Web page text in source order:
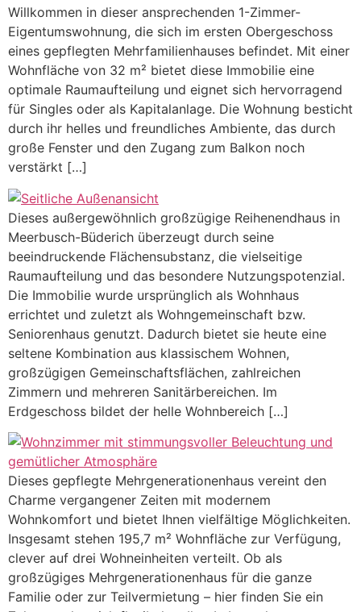
Willkommen in dieser ansprechenden 1-Zimmer-
Eigentumswohnung, die sich im ersten Obergeschoss
eines gepflegten Mehrfamilienhauses befindet. Mit einer
Wohnfläche von 32 m² bietet diese Immobilie eine
optimale Raumaufteilung und eignet sich hervorragend
für Singles oder als Kapitalanlage. Die Wohnung besticht
durch ihr helles und freundliches Ambiente, das durch
große Fenster und den Zugang zum Balkon noch
verstärkt […]
Dieses außergewöhnlich großzügige Reihenendhaus in
Meerbusch-Büderich überzeugt durch seine
beeindruckende Flächensubstanz, die vielseitige
Raumaufteilung und das besondere Nutzungspotenzial.
Die Immobilie wurde ursprünglich als Wohnhaus
errichtet und zuletzt als Wohngemeinschaft bzw.
Seniorenhaus genutzt. Dadurch bietet sie heute eine
seltene Kombination aus klassischem Wohnen,
großzügigen Gemeinschaftsflächen, zahlreichen
Zimmern und mehreren Sanitärbereichen. Im
Erdgeschoss bildet der helle Wohnbereich […]
Dieses gepflegte Mehrgenerationenhaus vereint den
Charme vergangener Zeiten mit modernem
Wohnkomfort und bietet Ihnen vielfältige Möglichkeiten.
Insgesamt stehen 195,7 m² Wohnfläche zur Verfügung,
clever auf drei Wohneinheiten verteilt. Ob als
großzügiges Mehrgenerationenhaus für die ganze
Familie oder zur Teilvermietung – hier finden Sie ein